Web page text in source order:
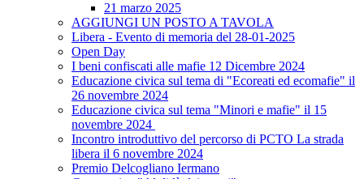
21 marzo 2025
AGGIUNGI UN POSTO A TAVOLA
Libera - Evento di memoria del 28-01-2025
Open Day
I beni confiscati alle mafie 12 Dicembre 2024
Educazione civica sul tema di "Ecoreati ed ecomafie" il
26 novembre 2024
Educazione civica sul tema "Minori e mafie" il 15
novembre 2024
Incontro introduttivo del percorso di PCTO La strada
libera il 6 novembre 2024
Premio Delcogliano Iermano